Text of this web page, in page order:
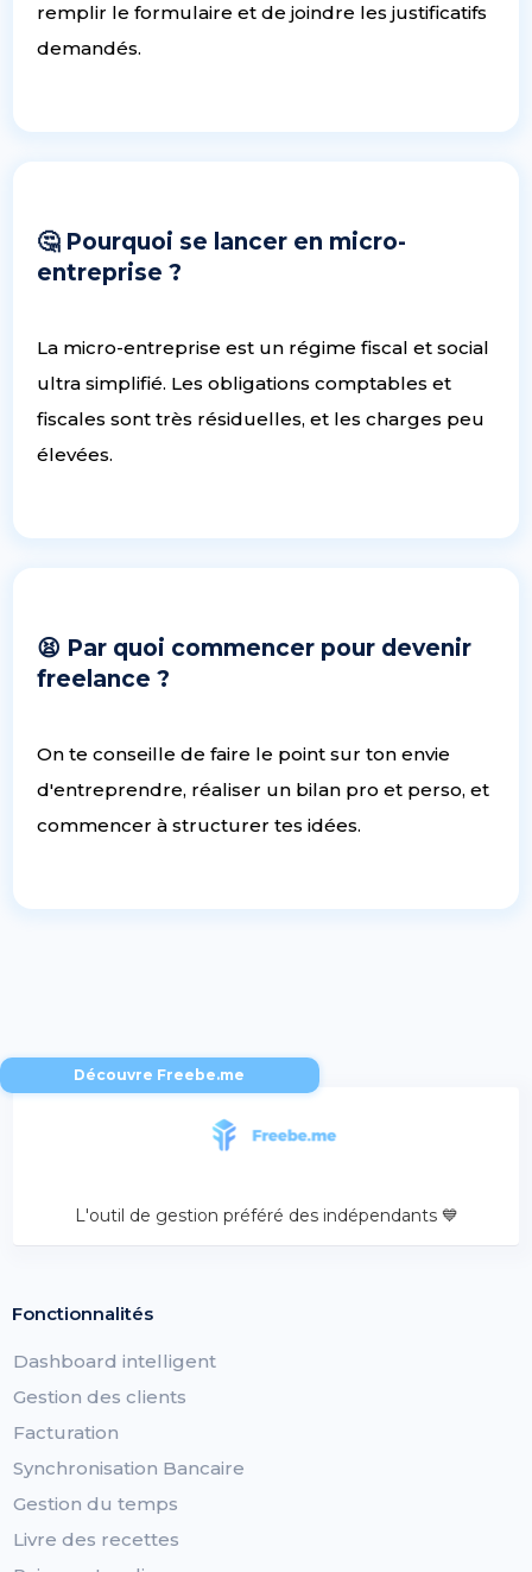
remplir le formulaire et de joindre les justificatifs
demandés.
🤔 Pourquoi se lancer en micro-
entreprise ?
La micro-entreprise est un régime fiscal et social
ultra simplifié. Les obligations comptables et
fiscales sont très résiduelles, et les charges peu
élevées.
😫 Par quoi commencer pour devenir
freelance ?
On te conseille de faire le point sur ton envie
d'entreprendre, réaliser un bilan pro et perso, et
commencer à structurer tes idées.
Découvre Freebe.me
L'outil de gestion préféré des indépendants 💙
Fonctionnalités
Dashboard intelligent
Gestion des clients
Facturation
Synchronisation Bancaire
Gestion du temps
Livre des recettes